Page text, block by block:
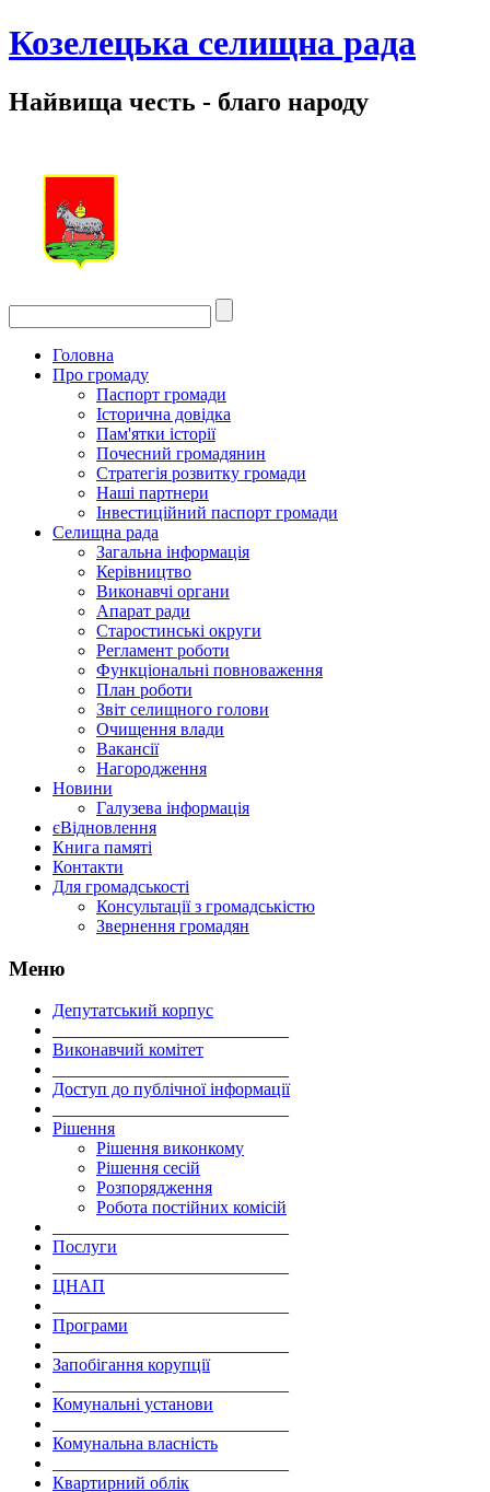
Козелецька селищна рада
Найвища честь - благо народу
Головна
Про громаду
Паспорт громади
Історична довідка
Пам'ятки історії
Почесний громадянин
Стратегія розвитку громади
Наші партнери
Інвестиційний паспорт громади
Селищна рада
Загальна інформація
Керівництво
Виконавчі органи
Апарат ради
Старостинські округи
Регламент роботи
Функціональні повноваження
План роботи
Звіт селищного голови
Очищення влади
Вакансії
Нагородження
Новини
Галузева інформація
єВідновлення
Книга памяті
Контакти
Для громадськості
Консультації з громадськістю
Звернення громадян
Меню
Депутатський корпус
Виконавчий комітет
Доступ до публічної інформації
Рішення
Рішення виконкому
Рішення сесій
Розпорядження
Робота постійних комісій
Послуги
ЦНАП
Програми
Запобігання корупції
Комунальні установи
Комунальна власність
Квартирний облік